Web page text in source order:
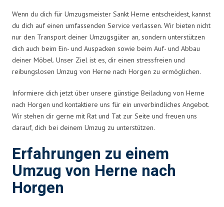
Wenn du dich für Umzugsmeister Sankt Herne entscheidest, kannst
du dich auf einen umfassenden Service verlassen. Wir bieten nicht
nur den Transport deiner Umzugsgüter an, sondern unterstützen
dich auch beim Ein- und Auspacken sowie beim Auf- und Abbau
deiner Möbel. Unser Ziel ist es, dir einen stressfreien und
reibungslosen Umzug von Herne nach Horgen zu ermöglichen.
Informiere dich jetzt über unsere günstige Beiladung von Herne
nach Horgen und kontaktiere uns für ein unverbindliches Angebot.
Wir stehen dir gerne mit Rat und Tat zur Seite und freuen uns
darauf, dich bei deinem Umzug zu unterstützen.
Erfahrungen zu einem
Umzug von Herne nach
Horgen